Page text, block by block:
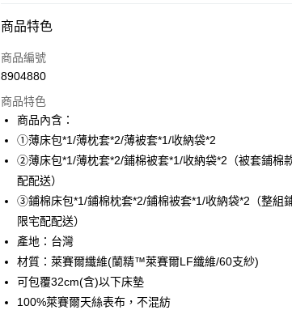
付款方式
信用卡一次付款
LINE Pay
Apple Pay
街口支付
悠遊付
全盈+PAY
ATM付款
商品特色
商品編號
8904880
商品特色
商品內含：
①薄床包*1/薄枕套*2/薄被套*1/收納袋*2
②薄床包*1/薄枕套*2/鋪棉被套*1/收納袋*2（被套鋪棉
配配送）
③鋪棉床包*1/鋪棉枕套*2/鋪棉被套*1/收納袋*2（整組
限宅配配送）
產地：台灣
材質：萊賽爾纖維(蘭精™萊賽爾LF纖維/60支紗)
可包覆32cm(含)以下床墊
100%萊賽爾天絲表布，不混紡